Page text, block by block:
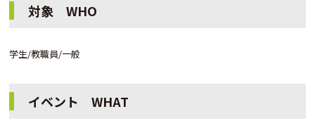
対象 WHO
学生/教職員/一般
イベント WHAT